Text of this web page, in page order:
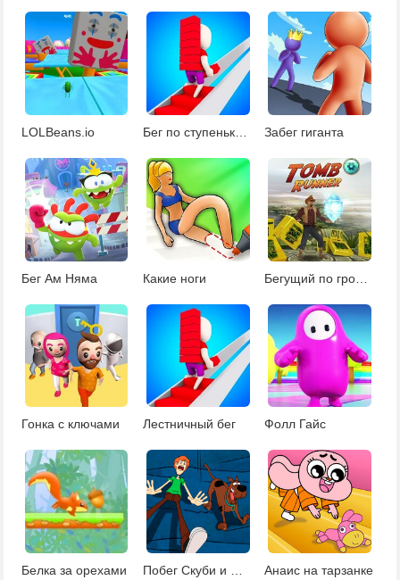
LOLBeans.io Бег по ступенькам 2 Забег гиганта
Бег Ам Няма Какие ноги Бегущий по гробницам
Гонка с ключами Лестничный бег Фолл Гайс
Белка за орехами Побег Скуби и Шегги Анаис на тарзанке